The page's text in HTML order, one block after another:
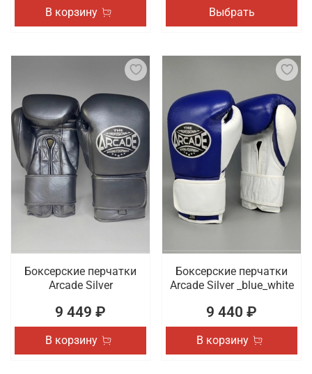
В корзину Выбрать
Боксерские перчатки
Arcade Silver
9 449 ₽
В корзину
Боксерские перчатки
Arcade Silver _blue_white
9 440 ₽
В корзину